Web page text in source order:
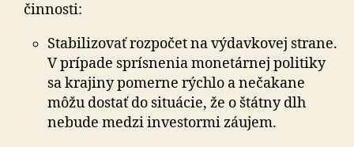
činnosti:
Stabilizovať rozpočet na výdavkovej strane.
V prípade sprísnenia monetárnej politiky
sa krajiny pomerne rýchlo a nečakane
môžu dostať do situácie, že o štátny dlh
nebude medzi investormi záujem.